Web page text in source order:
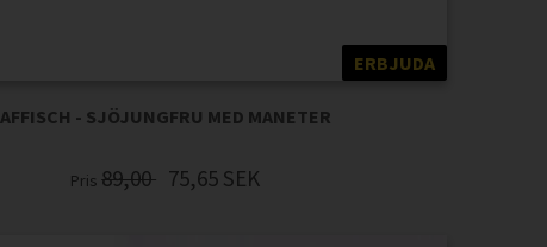
ERBJUDA
AFFISCH - SJÖJUNGFRU MED MANETER
Pris89,00 75,65 SEK